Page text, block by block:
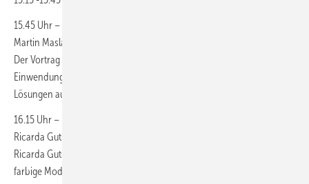
15.45 Uhr – Photovoltaik-Aufdachanlagen und Denkmalschutz
Martin Maslaton, Maslaton Rechtsanwaltsgesellschaft
Der Vortrag widmet sich üblichen denkmalschutzseitigen
Einwendungen bei PV-Aufdachanlagen und zeigt Argumente und
Lösungen auf.
16.15 Uhr – Erfahrungsbericht denkmalschutzgerechte Module
Ricarda Gutsch, Futura Sun
Ricarda Gutsch wird in diesem Beitrag einen Erfahrungsbericht über
farbige Module im Bereich des Denkmalschutzes liefern.